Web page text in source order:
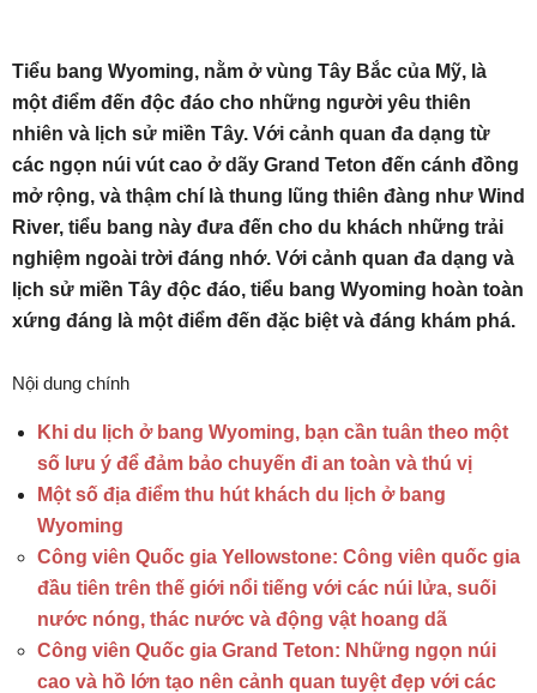
Tiểu bang Wyoming, nằm ở vùng Tây Bắc của Mỹ, là
một điểm đến độc đáo cho những người yêu thiên
nhiên và lịch sử miền Tây. Với cảnh quan đa dạng từ
các ngọn núi vút cao ở dãy Grand Teton đến cánh đồng
mở rộng, và thậm chí là thung lũng thiên đàng như Wind
River, tiểu bang này đưa đến cho du khách những trải
nghiệm ngoài trời đáng nhớ. Với cảnh quan đa dạng và
lịch sử miền Tây độc đáo, tiểu bang Wyoming hoàn toàn
xứng đáng là một điểm đến đặc biệt và đáng khám phá.
Nội dung chính
Khi du lịch ở bang Wyoming, bạn cần tuân theo một
số lưu ý để đảm bảo chuyến đi an toàn và thú vị
Một số địa điểm thu hút khách du lịch ở bang
Wyoming
Công viên Quốc gia Yellowstone: Công viên quốc gia
đầu tiên trên thế giới nổi tiếng với các núi lửa, suối
nước nóng, thác nước và động vật hoang dã
Công viên Quốc gia Grand Teton: Những ngọn núi
cao và hồ lớn tạo nên cảnh quan tuyệt đẹp với các